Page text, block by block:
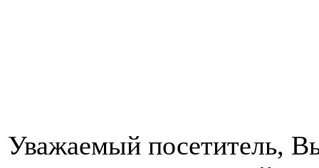
Уважаемый посетитель,